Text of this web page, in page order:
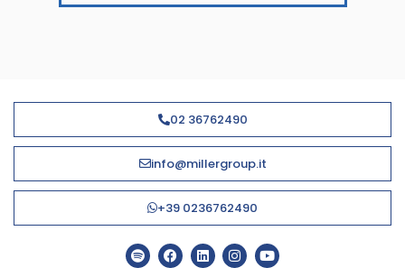
02 36762490
info@millergroup.it
+39 0236762490